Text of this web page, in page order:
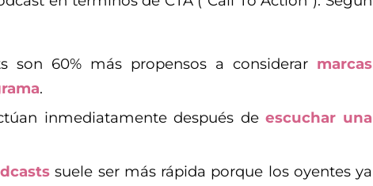
son 60% más propensos a considerar marcas
.
inmediatamente después deescuchar una
suele ser más rápida porque los oyentes ya